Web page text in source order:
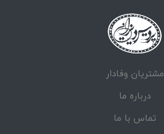
مشتریان وفادار
درباره ما
تماس با ما